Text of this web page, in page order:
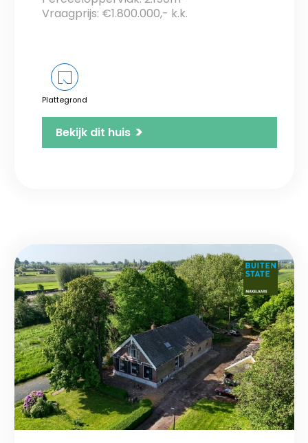
Vraagprijs: €1.800.000,- k.k.
Plattegrond
Bekijk dit huis >